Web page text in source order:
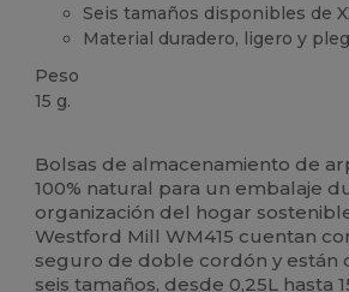
Seis tamaños disponibles de
Material duradero, ligero y
Peso
15 g.
Bolsas de almacenamiento de
100% natural para un embalaje
organización del hogar
Westford Mill WM415 cuentan
seguro de doble cordón y están
seis tamaños, desde 0,25L hasta